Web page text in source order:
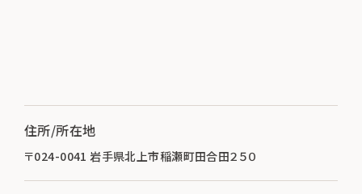
住所/所在地
〒024-0041 岩手県北上市稲瀬町田合田２５０